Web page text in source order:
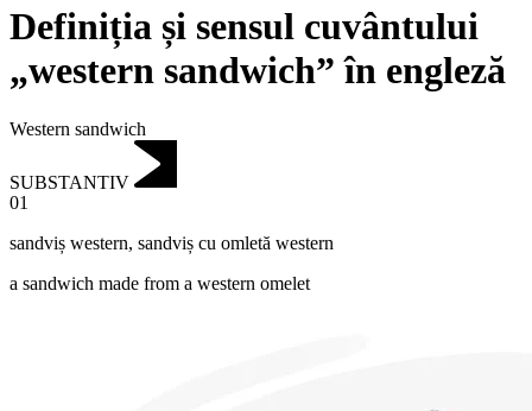
Definiția și sensul cuvântului
„western sandwich” în engleză
Western sandwich
SUBSTANTIV
01
sandviș western, sandviș cu omletă western
a sandwich made from a western omelet